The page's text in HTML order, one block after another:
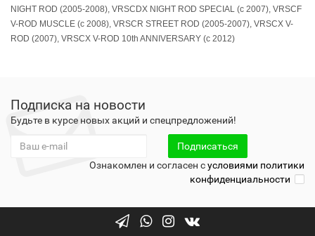
NIGHT ROD (2005-2008), VRSCDX NIGHT ROD SPECIAL (c 2007), VRSCF
V-ROD MUSCLE (c 2008), VRSCR STREET ROD (2005-2007), VRSCX V-
ROD (2007), VRSCX V-ROD 10th ANNIVERSARY (c 2012)
Подписка на новости
Будьте в курсе новых акций и спецпредложений!
Подписаться
Ознакомлен и согласен сусловиями политики
конфиденциальности